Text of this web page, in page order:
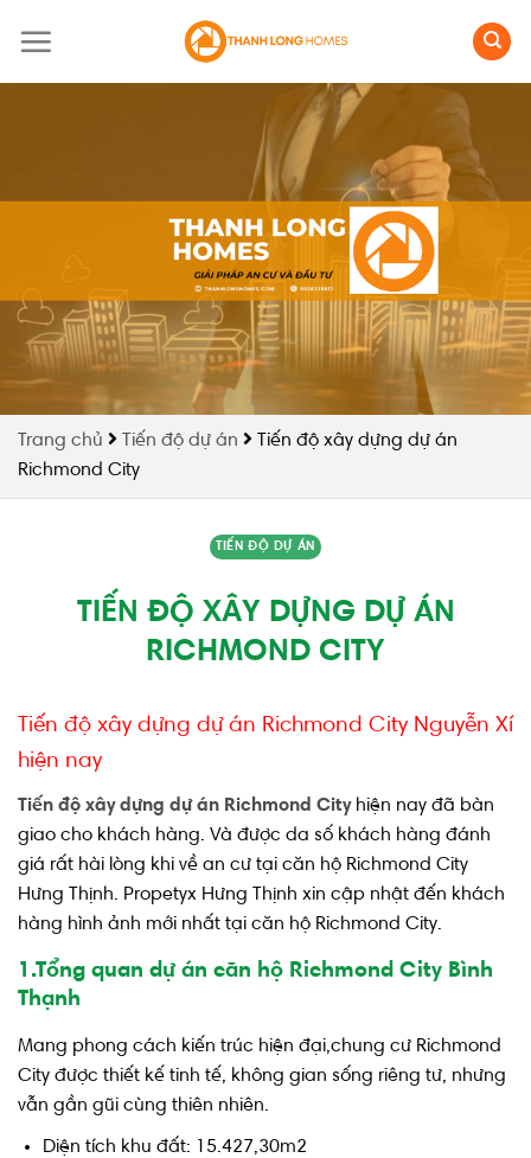
Trang chủ Tiến độ dự án
Tiến độ xây dựng dự án
Richmond City
TIẾN ĐỘ DỰ ÁN
TIẾN ĐỘ XÂY DỰNG DỰ ÁN
RICHMOND CITY
Tiến độ xây dựng dự án Richmond City Nguyễn Xí
hiện nay
Tiến độ xây dựng dự án Richmond Cityhiện nay đã bàn
giao cho khách hàng. Và được da số khách hàng đánh
giá rất hài lòng khi về an cư tại căn hộ Richmond City
Hưng Thịnh. Propetyx Hưng Thịnh xin cập nhật đến khách
hàng hình ảnh mới nhất tại căn hộ Richmond City.
1.Tổng quan dự án căn hộ Richmond City Bình
Thạnh
Mang phong cách kiến trúc hiện đại,chung cư Richmond
City được thiết kế tinh tế, không gian sống riêng tư, nhưng
vẫn gần gũi cùng thiên nhiên.
Diện tích khu đất: 15.427,30m2